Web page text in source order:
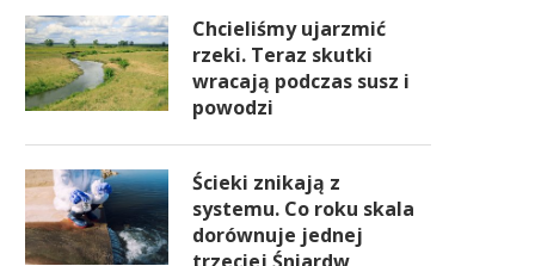
Chcieliśmy ujarzmić
rzeki. Teraz skutki
wracają podczas susz i
powodzi
Ścieki znikają z
systemu. Co roku skala
dorównuje jednej